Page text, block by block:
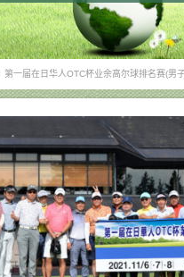
第一届在日华人OTC杯业余高尔球排名赛(男